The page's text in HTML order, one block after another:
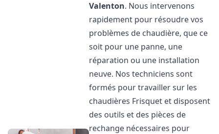
Valenton. Nous intervenons
rapidement pour résoudre vos
problèmes de chaudière, que ce
soit pour une panne, une
réparation ou une installation
neuve. Nos techniciens sont
formés pour travailler sur les
chaudières Frisquet et disposent
des outils et des pièces de
rechange nécessaires pour